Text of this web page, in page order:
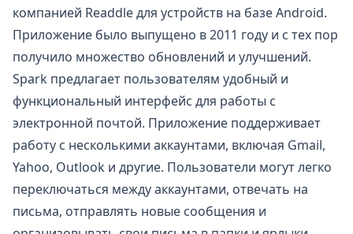
компанией Readdle для устройств на базе Android.
Приложение было выпущено в 2011 году и с тех пор
получило множество обновлений и улучшений.
Spark предлагает пользователям удобный и
функциональный интерфейс для работы с
электронной почтой. Приложение поддерживает
работу с несколькими аккаунтами, включая Gmail,
Yahoo, Outlook и другие. Пользователи могут легко
переключаться между аккаунтами, отвечать на
письма, отправлять новые сообщения и